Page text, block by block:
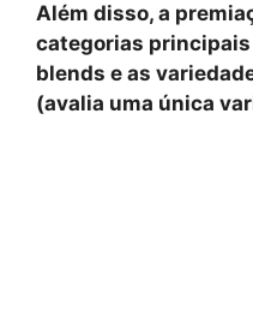
Além disso, a
categorias
blends e as
(avalia uma única